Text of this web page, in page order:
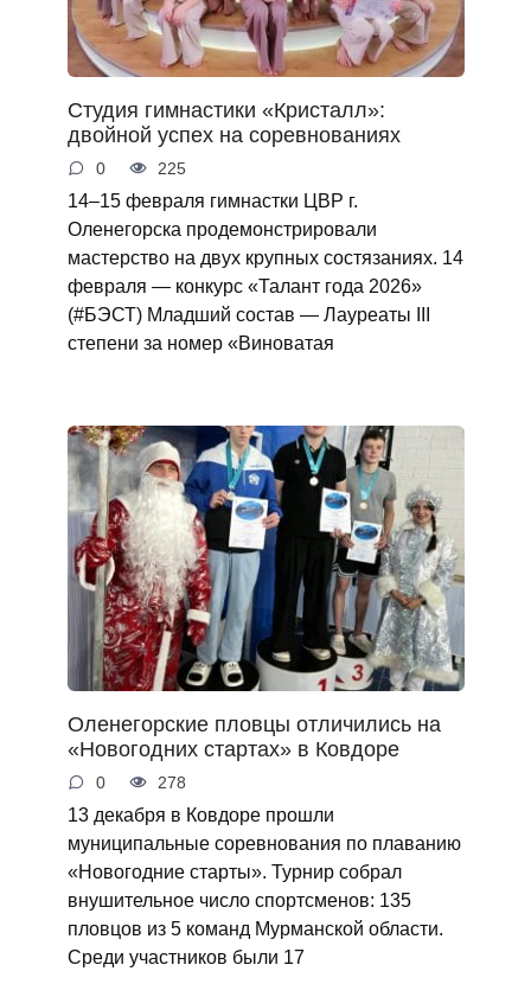
Студия гимнастики «Кристалл»:
двойной успех на соревнованиях
0 225
14–15 февраля гимнастки ЦВР г.
Оленегорска продемонстрировали
мастерство на двух крупных состязаниях. 14
февраля — конкурс «Талант года 2026»
(#БЭСТ) Младший состав — Лауреаты III
степени за номер «Виноватая
Оленегорские пловцы отличились на
«Новогодних стартах» в Ковдоре
0 278
13 декабря в Ковдоре прошли
муниципальные соревнования по плаванию
«Новогодние старты». Турнир собрал
внушительное число спортсменов: 135
пловцов из 5 команд Мурманской области.
Среди участников были 17